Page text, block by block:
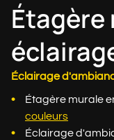
Étagère
Éclairage
Étagère murale
couleurs
Éclairage